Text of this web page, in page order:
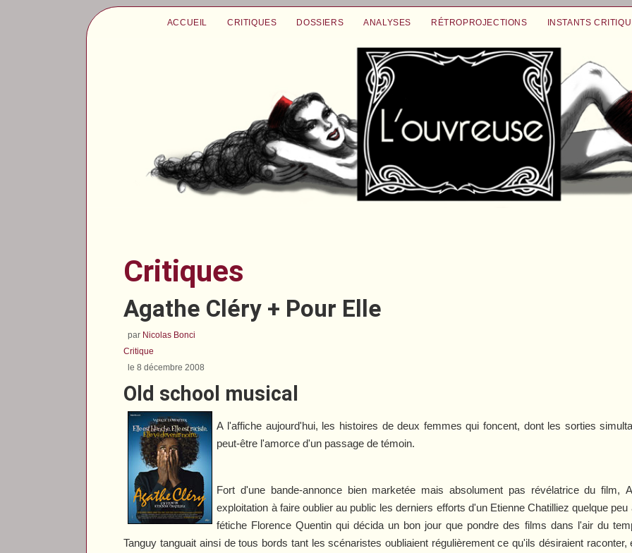
ACCUEIL CRITIQUES DOSSIERS ANALYSES RÉTROPROJECTIONS INSTANTS
Critiques
Agathe Cléry + Pour Elle
par Nicolas Bonci
Critique
le 8 décembre 2008
Old school musical
A l'affiche aujourd'hui, les histoires de deux femmes qui foncent, dont les sorties
peut-être l'amorce d'un passage de témoin.
Fort d'une bande-annonce bien marketée mais absolument pas révélatrice du film,
exploitation à faire oublier au public les derniers efforts d'un Etienne Chatilliez quelque
fétiche Florence Quentin qui décida un bon jour que pondre des films dans l'air du
Tanguy tanguait ainsi de tous bords tant les scénaristes oubliaient régulièrement ce qu'ils désiraient